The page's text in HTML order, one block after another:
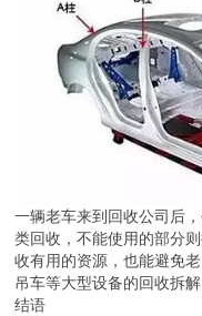
一辆老车来到回收公司后
类回收，不能使用的部分
收有用的资源，也能避免
吊车等大型设备的回收拆
结语